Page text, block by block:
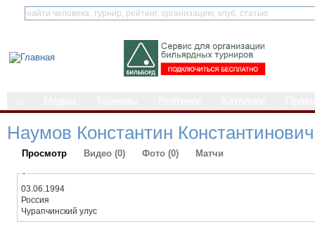
Наумов Константин Константинович
Просмотр Видео (0) Фото (0) Матчи
-
03.06.1994
Россия
Чурапчинский улус